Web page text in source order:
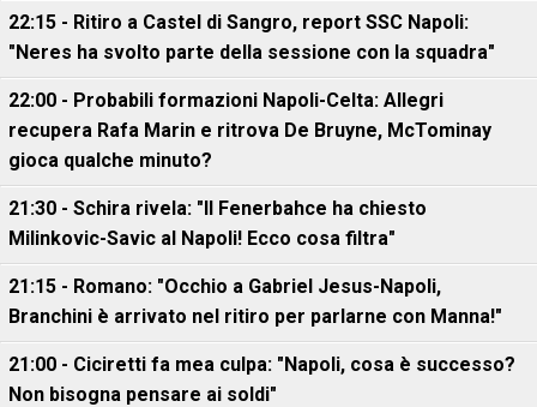
22:15 - Ritiro a Castel di Sangro, report SSC Napoli:
"Neres ha svolto parte della sessione con la squadra"
22:00 - Probabili formazioni Napoli-Celta: Allegri
recupera Rafa Marin e ritrova De Bruyne, McTominay
gioca qualche minuto?
21:30 - Schira rivela: "Il Fenerbahce ha chiesto
Milinkovic-Savic al Napoli! Ecco cosa filtra"
21:15 - Romano: "Occhio a Gabriel Jesus-Napoli,
Branchini è arrivato nel ritiro per parlarne con Manna!"
21:00 - Ciciretti fa mea culpa: "Napoli, cosa è successo?
Non bisogna pensare ai soldi"